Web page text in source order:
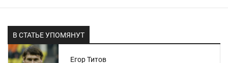
В СТАТЬЕ УПОМЯНУТ
Егор Титов